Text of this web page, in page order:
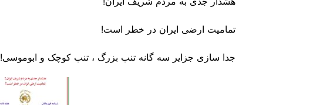
تمامیت ارضی ایران در خطر است!
جدا سازی جزایر سه گانه تنب بزرگ ، تنب کوچک و ابوموسی!